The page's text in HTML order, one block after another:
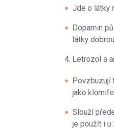
Jde o látky
Dopamin
látky
4. Letrozol a
Povzbuzují
jako
Slouží
je použít i u